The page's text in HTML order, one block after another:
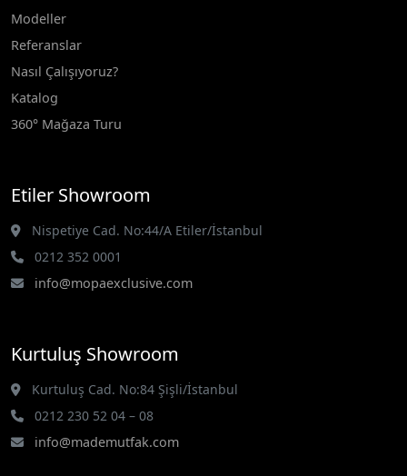
Modeller
Referanslar
Nasıl Çalışıyoruz?
Katalog
360° Mağaza Turu
Etiler Showroom
Nispetiye Cad. No:44/A Etiler/İstanbul
0212 352 0001
info@mopaexclusive.com
Kurtuluş Showroom
Kurtuluş Cad. No:84 Şişli/İstanbul
0212 230 52 04 – 08
info@mademutfak.com